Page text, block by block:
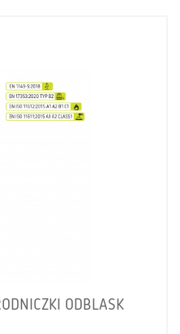
ODBLASK